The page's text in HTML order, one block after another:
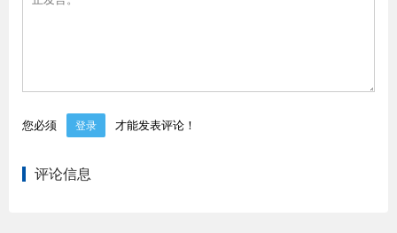
您必须 登录 才能发表评论！
评论信息